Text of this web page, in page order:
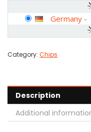
Germany -
Category: Chips
Description
Additional